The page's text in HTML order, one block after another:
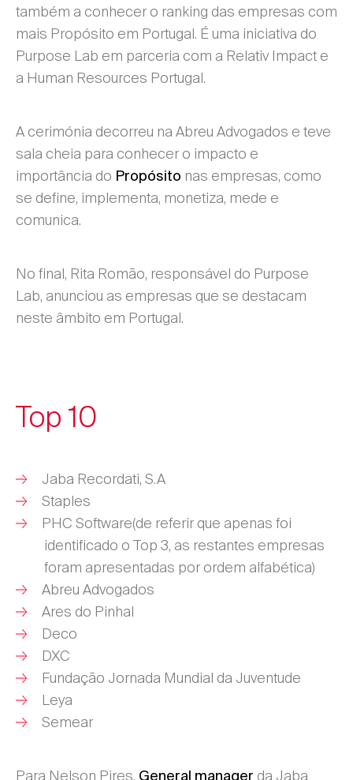
também a conhecer o ranking das empresas com
mais Propósito em Portugal. É uma iniciativa do
Purpose Lab em parceria com a Relativ Impact e
a Human Resources Portugal.
A cerimónia decorreu na Abreu Advogados e teve
sala cheia para conhecer o impacto e
importância do Propósito nas empresas, como
se define, implementa, monetiza, mede e
comunica.
No final, Rita Romão, responsável do Purpose
Lab, anunciou as empresas que se destacam
neste âmbito em Portugal.
Top 10
Jaba Recordati, S.A
Staples
PHC Software(de referir que apenas foi
identificado o Top 3, as restantes empresas
foram apresentadas por ordem alfabética)
Abreu Advogados
Ares do Pinhal
Deco
DXC
Fundação Jornada Mundial da Juventude
Leya
Semear
Para Nelson Pires, General manager da Jaba